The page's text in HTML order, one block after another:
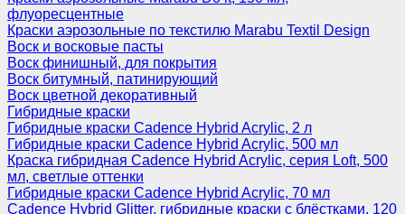
флуоресцентные
Краски аэрозольные по текстилю Marabu Textil Design
Воск и восковые пасты
Воск финишный, для покрытия
Воск битумный, патинирующий
Воск цветной декоративный
Гибридные краски
Гибридные краски Cadence Hybrid Acrylic, 2 л
Гибридные краски Cadence Hybrid Acrylic, 500 мл
Краска гибридная Cadence Hybrid Acrylic, серия Loft, 500
мл, светлые оттенки
Гибридные краски Cadence Hybrid Acrylic, 70 мл
Cadence Hybrid Glitter, гибридные краски с блёстками, 120